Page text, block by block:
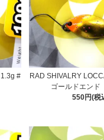
#
RAD SHIVALRY
ゴールドエンド
550円(税